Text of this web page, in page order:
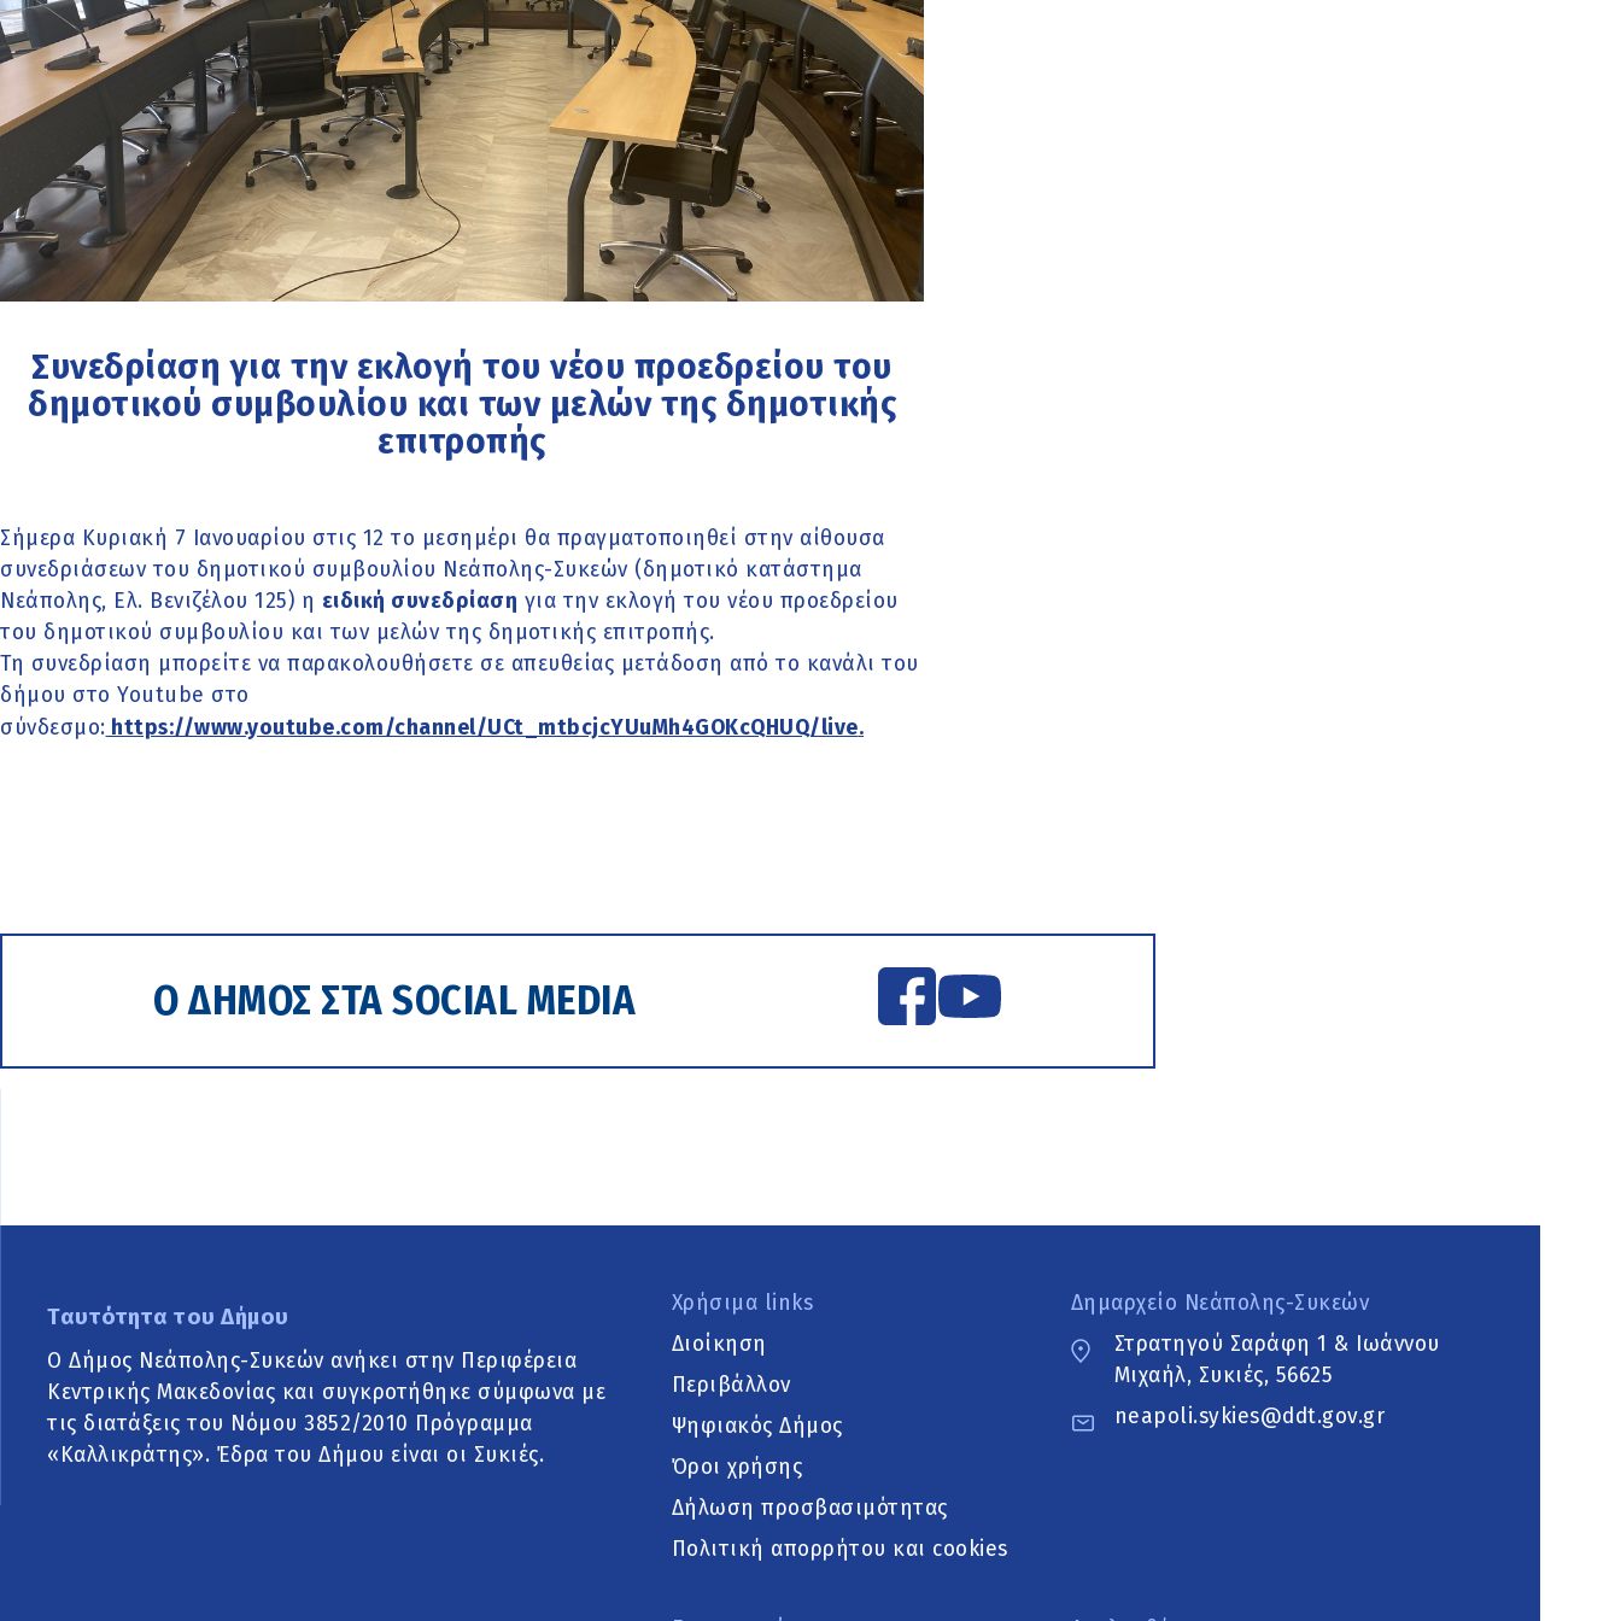
Συνεδρίαση για την εκλογή του νέου προεδρείου του
δημοτικού συμβουλίου και των μελών της δημοτικής
επιτροπής
Σήμερα Κυριακή 7 Ιανουαρίου στις 12 το μεσημέρι θα πραγματοποιηθεί στην αίθουσα
συνεδριάσεων του δημοτικού συμβουλίου Νεάπολης-Συκεών (δημοτικό κατάστημα
Νεάπολης, Ελ. Βενιζέλου 125) η ειδική συνεδρίαση για την εκλογή του νέου προεδρείου
του δημοτικού συμβουλίου και των μελών της δημοτικής επιτροπής.
Τη συνεδρίαση μπορείτε να παρακολουθήσετε σε απευθείας μετάδοση από το κανάλι του
δήμου στο Youtube στο
σύνδεσμο: https://www.youtube.com/channel/UCt_mtbcjcYUuMh4GOKcQHUQ/live.
Ο ΔΗΜΟΣ ΣΤΑ SOCIAL MEDIA
Ταυτότητα του Δήμου
Ο Δήμος Νεάπολης-Συκεών ανήκει στην Περιφέρεια
Κεντρικής Μακεδονίας και συγκροτήθηκε σύμφωνα με
τις διατάξεις του Νόμου 3852/2010 Πρόγραμμα
«Καλλικράτης». Έδρα του Δήμου είναι οι Συκιές.
Χρήσιμα links
Διοίκηση
Περιβάλλον
Ψηφιακός Δήμος
Όροι χρήσης
Δήλωση προσβασιμότητας
Πολιτική απορρήτου και cookies
Δημαρχείο Νεάπολης-Συκεών
Στρατηγού Σαράφη 1 & Ιωάννου
Μιχαήλ, Συκιές, 56625
neapoli.sykies@ddt.gov.gr